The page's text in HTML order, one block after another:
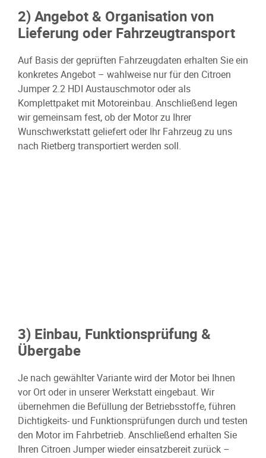
2) Angebot & Organisation von
Lieferung oder Fahrzeugtransport
Auf Basis der geprüften Fahrzeugdaten erhalten Sie ein
konkretes Angebot – wahlweise nur für den Citroen
Jumper 2.2 HDI Austauschmotor oder als
Komplettpaket mit Motoreinbau. Anschließend legen
wir gemeinsam fest, ob der Motor zu Ihrer
Wunschwerkstatt geliefert oder Ihr Fahrzeug zu uns
nach Rietberg transportiert werden soll.
3) Einbau, Funktionsprüfung &
Übergabe
Je nach gewählter Variante wird der Motor bei Ihnen
vor Ort oder in unserer Werkstatt eingebaut. Wir
übernehmen die Befüllung der Betriebsstoffe, führen
Dichtigkeits- und Funktionsprüfungen durch und testen
den Motor im Fahrbetrieb. Anschließend erhalten Sie
Ihren Citroen Jumper wieder einsatzbereit zurück –